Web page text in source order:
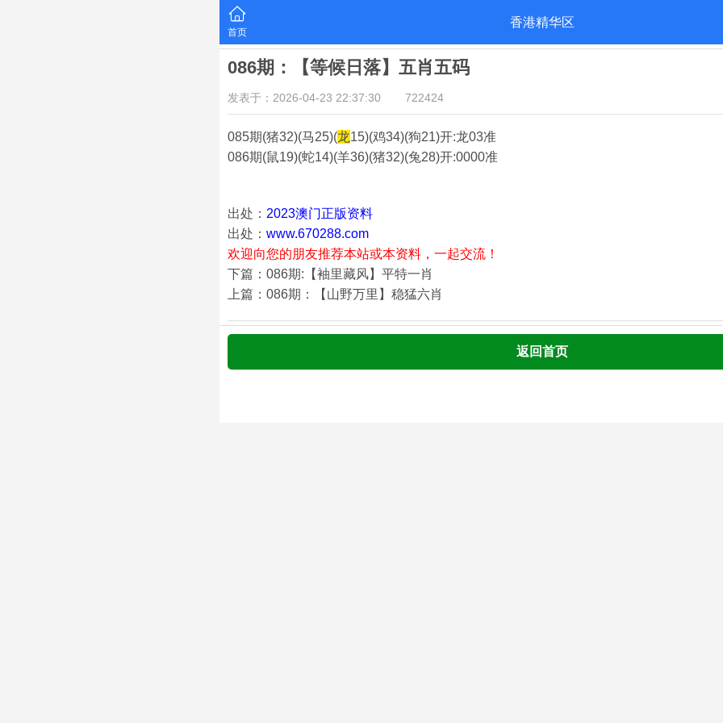
首页
香港精华区
086期：【等候日落】五肖五码
发表于：2026-04-23 22:37:30 722424
085期(猪32)(马25)(龙15)(鸡34)(狗21)开:龙03准
086期(鼠19)(蛇14)(羊36)(猪32)(兔28)开:0000准
出处： 2023澳门正版资料
出处： www.670288.com
欢迎向您的朋友推荐本站或本资料，一起交流！
下篇：086期:【袖里藏风】平特一肖
上篇：086期：【山野万里】稳猛六肖
返回首页